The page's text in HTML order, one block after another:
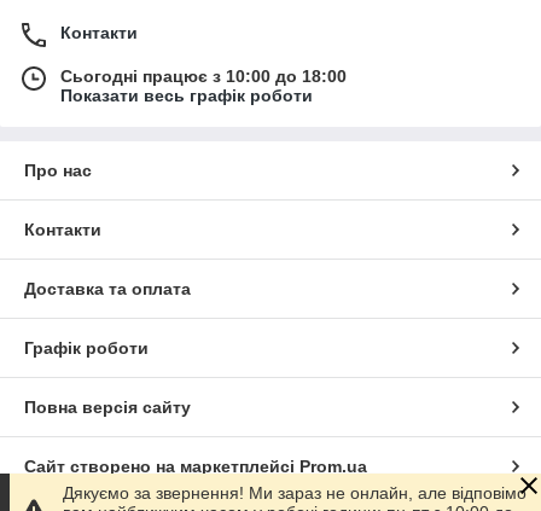
Контакти
Сьогодні працює з 10:00 до 18:00
Показати весь графік роботи
Про нас
Контакти
Доставка та оплата
Графік роботи
Повна версія сайту
Сайт створено на маркетплейсі Prom.ua
Дякуємо за звернення! Ми зараз не онлайн, але відповімо